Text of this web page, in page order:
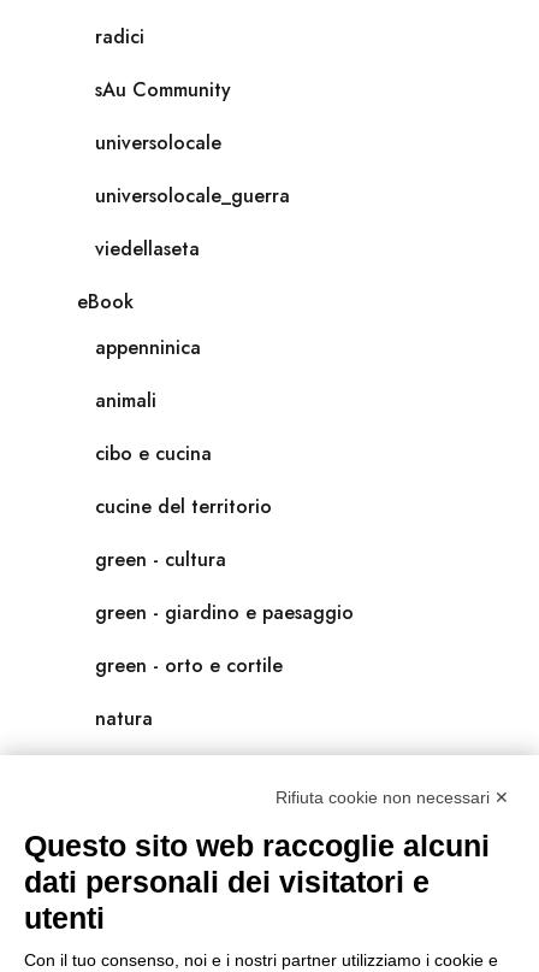
radici
sAu Community
universolocale
universolocale_guerra
viedellaseta
eBook
appenninica
animali
cibo e cucina
cucine del territorio
green - cultura
green - giardino e paesaggio
green - orto e cortile
natura
scienza
universolocale
Rifiuta cookie non necessari ✕
Questo sito web raccoglie alcuni
dati personali dei visitatori e
utenti
Con il tuo consenso, noi e i nostri partner utilizziamo i cookie e